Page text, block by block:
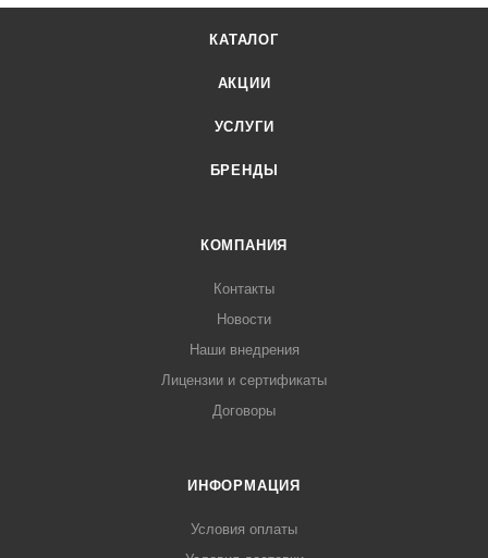
КАТАЛОГ
АКЦИИ
УСЛУГИ
БРЕНДЫ
КОМПАНИЯ
Контакты
Новости
Наши внедрения
Лицензии и сертификаты
Договоры
ИНФОРМАЦИЯ
Условия оплаты